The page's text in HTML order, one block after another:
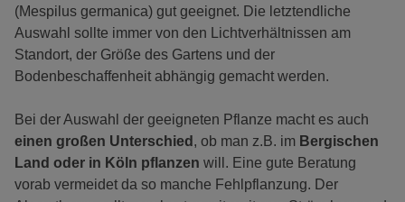
(Mespilus germanica) gut geeignet. Die letztendliche
Auswahl sollte immer von den Lichtverhältnissen am
Standort, der Größe des Gartens und der
Bodenbeschaffenheit abhängig gemacht werden.
Bei der Auswahl der geeigneten Pflanze macht es auch
einen großen Unterschied , ob man z.B. im Bergischen
Land oder in Köln pflanzen will. Eine gute Beratung
vorab vermeidet da so manche Fehlpflanzung. Der